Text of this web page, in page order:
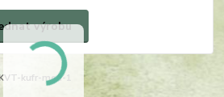
výrobu
kufr-med-1